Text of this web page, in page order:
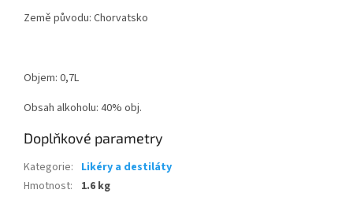
Země původu: Chorvatsko
Objem: 0,7L
Obsah alkoholu: 40% obj.
Doplňkové parametry
Kategorie: Likéry a destiláty
Hmotnost: 1.6 kg